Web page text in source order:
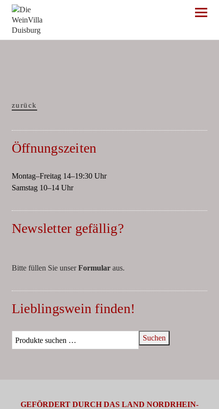
Die WeinVilla Duisburg
zurück
Öffnungszeiten
Montag–Freitag 14–19:30 Uhr
Samstag 10–14 Uhr
Newsletter gefällig?
Bitte füllen Sie unserFormularaus.
Lieblingswein finden!
Suchen
GEFÖRDERT DURCH DAS LAND NORDRHEIN-